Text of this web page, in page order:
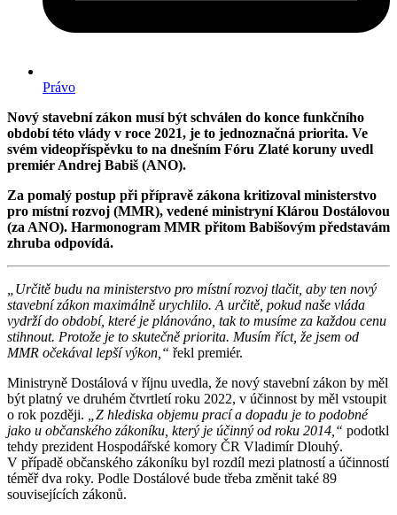
Právo
Nový stavební zákon musí být schválen do konce funkčního
období této vlády v roce 2021, je to jednoznačná priorita. Ve
svém videopříspěvku to na dnešním Fóru Zlaté koruny uvedl
premiér Andrej Babiš (ANO).
Za pomalý postup při přípravě zákona kritizoval ministerstvo
pro místní rozvoj (MMR), vedené ministryní Klárou Dostálovou
(za ANO). Harmonogram MMR přitom Babišovým představám
zhruba odpovídá.
„Určitě budu na ministerstvo pro místní rozvoj tlačit, aby ten nový
stavební zákon maximálně urychlilo. A určitě, pokud naše vláda
vydrží do období, které je plánováno, tak to musíme za každou cenu
stihnout. Protože je to skutečně priorita. Musím říct, že jsem od
MMR očekával lepší výkon,“ řekl premiér.
Ministryně Dostálová v říjnu uvedla, že nový stavební zákon by měl
být platný ve druhém čtvrtletí roku 2022, v účinnost by měl vstoupit
o rok později.
„Z hlediska objemu prací a dopadu je to podobné
jako u občanského zákoníku, který je účinný od roku 2014,“ podotkl
tehdy prezident Hospodářské komory ČR Vladimír Dlouhý.
V případě občanského zákoníku byl rozdíl mezi platností a účinností
téměř dva roky. Podle Dostálové bude třeba změnit také 89
souvisejících zákonů.